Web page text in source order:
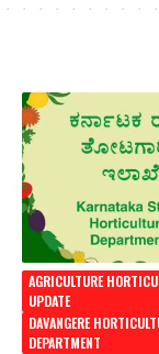
AGRICULTURE
UPDATE
DAVANGERE
DEPARTMENT